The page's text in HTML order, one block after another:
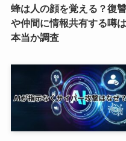
蜂は人の顔を覚える？復讐
や仲間に情報共有する噂は
本当か調査